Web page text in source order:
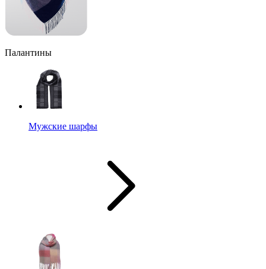
Палантины
Мужские шарфы